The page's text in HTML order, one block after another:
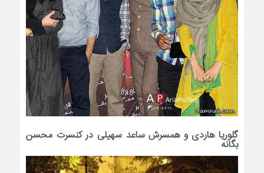
گلوریا هاردی و همسرش ساعد سهیلی در کنسرت محسن
بگانه